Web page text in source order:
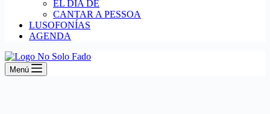
EL DÍA DE
CANTAR A PESSOA
LUSOFONÍAS
AGENDA
Menú